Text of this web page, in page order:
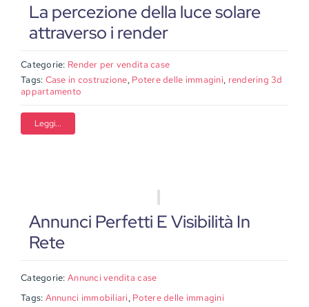
La percezione della luce solare
attraverso i render
Categorie: Render per vendita case
Tags: Case in costruzione, Potere delle immagini, rendering 3d
appartamento
Leggi...
Annunci Perfetti E Visibilità In
Rete
Categorie: Annunci vendita case
Tags: Annunci immobiliari, Potere delle immagini